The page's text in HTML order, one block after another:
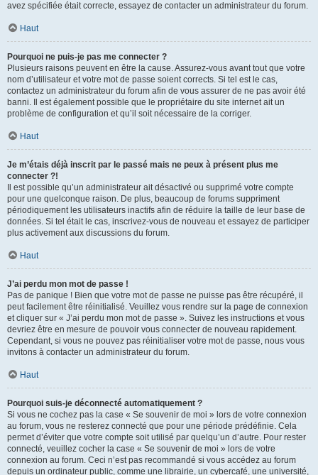
avez spécifiée était correcte, essayez de contacter un administrateur du forum.
Haut
Pourquoi ne puis-je pas me connecter ?
Plusieurs raisons peuvent en être la cause. Assurez-vous avant tout que votre
nom d’utilisateur et votre mot de passe soient corrects. Si tel est le cas,
contactez un administrateur du forum afin de vous assurer de ne pas avoir été
banni. Il est également possible que le propriétaire du site internet ait un
problème de configuration et qu’il soit nécessaire de la corriger.
Haut
Je m’étais déjà inscrit par le passé mais ne peux à présent plus me
connecter ?!
Il est possible qu’un administrateur ait désactivé ou supprimé votre compte
pour une quelconque raison. De plus, beaucoup de forums suppriment
périodiquement les utilisateurs inactifs afin de réduire la taille de leur base de
données. Si tel était le cas, inscrivez-vous de nouveau et essayez de participer
plus activement aux discussions du forum.
Haut
J’ai perdu mon mot de passe !
Pas de panique ! Bien que votre mot de passe ne puisse pas être récupéré, il
peut facilement être réinitialisé. Veuillez vous rendre sur la page de connexion
et cliquer sur « J’ai perdu mon mot de passe ». Suivez les instructions et vous
devriez être en mesure de pouvoir vous connecter de nouveau rapidement.
Cependant, si vous ne pouvez pas réinitialiser votre mot de passe, nous vous
invitons à contacter un administrateur du forum.
Haut
Pourquoi suis-je déconnecté automatiquement ?
Si vous ne cochez pas la case « Se souvenir de moi » lors de votre connexion
au forum, vous ne resterez connecté que pour une période prédéfinie. Cela
permet d’éviter que votre compte soit utilisé par quelqu’un d’autre. Pour rester
connecté, veuillez cocher la case « Se souvenir de moi » lors de votre
connexion au forum. Ceci n’est pas recommandé si vous accédez au forum
depuis un ordinateur public, comme une librairie, un cybercafé, une université,